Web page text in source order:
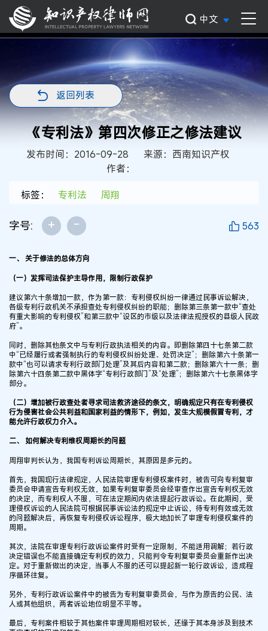
中文
返回列表
《专利法》第四次修正之修法建议
发布时间：2016-09-28
来源：西南知识产权
作者：
标签：
专利法 周翔
字号: + - 563
一、 关于修法的总体方向
（一）发挥司法保护主导作用，限制行政保护
建议第六十条增加一款，作为第一款：专利侵权纠纷一律通过民事诉讼解决，
各级专利行政机关不承担查处专利侵权纠纷的职能；删除第三条第一款中“查处
有重大影响的专利侵权”和第三款中“设区的市级以及法律法规授权的县级人民政
府”。
同时，删除其他条文中与专利行政执法相关的内容。即删除第四十七条第二款
中“已经履行或者强制执行的专利侵权纠纷处理、处罚决定”；删除第六十条第一
款中“也可以请求专利行政部门处理”及其后内容和第二款；删除第六十一条；删
除第六十四条第二款中黑体字“专利行政部门”及“处理”；删除第六十七条黑体字
部分。
（二）增加被行政查处者寻求司法救济途径的条文，明确规定只有在专利侵权
行为侵害社会公共利益和国家利益的情形下，例如，发生大规模假冒专利，才
能允许行政权力介入。
二、 如何解决专利维权周期长的问题
周翔审判长认为，我国专利诉讼周期长，其原因是多元的。
首先，我国现行法律规定，人民法院审理专利侵权案件时，被告可向专利复审
委员会申请宣告专利权无效，如果专利复审委员会经审查作出宣告专利权无效
的决定，而专利权人不服，可在法定期间内依法提起行政诉讼。在此期间，受
理侵权诉讼的人民法院可根据民事诉讼法的规定中止诉讼，待专利有效或无效
的问题解决后，再恢复专利侵权诉讼程序，极大地加长了审理专利侵权案件的
周期。
其次，法院在审理专利行政诉讼案件时受有一定限制，不能适用调解；若行政
决定错误也不能直接确定专利权的效力，只能判令专利复审委员会重新作出决
定。对于重新做出的决定，当事人不服的还可以提起新一轮行政诉讼，造成程
序循环往复。
另外，专利行政诉讼案件中的被告为专利复审委员会，与作为原告的公民、法
人或其他组织，两者诉讼地位明显不平等。
最后，专利案件相较于其他案件审理周期相对较长，还缘于其本身涉及到技术